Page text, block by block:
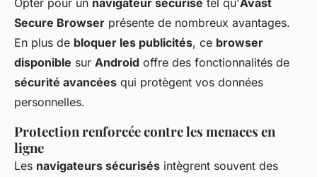
Opter pour un navigateur sécurisé tel qu'Avast
Secure Browser présente de nombreux avantages.
En plus de bloquer les publicités, ce browser
disponible sur Android offre des fonctionnalités de
sécurité avancées qui protègent vos données
personnelles.
Protection renforcée contre les menaces en
ligne
Les navigateurs sécurisés intègrent souvent des